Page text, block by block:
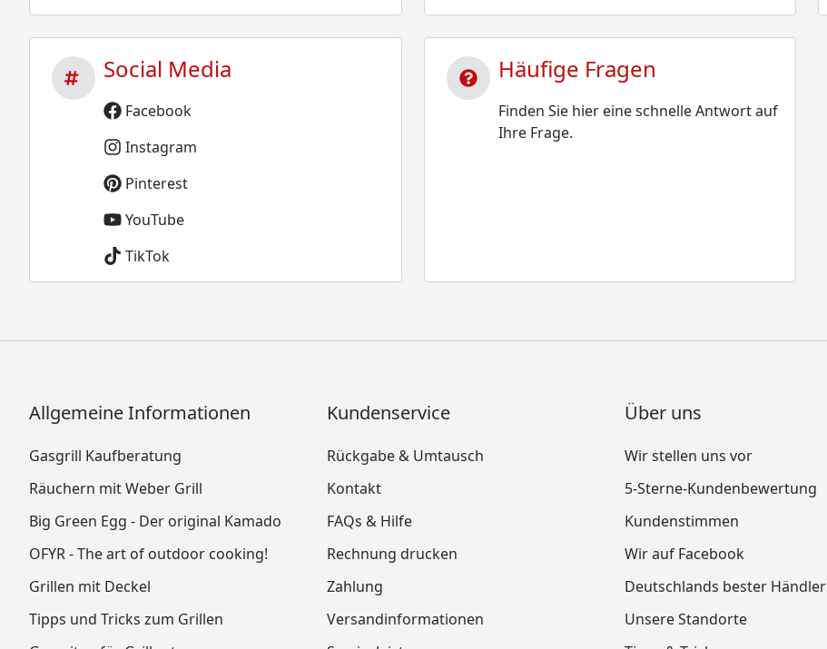
Social Media
Facebook
Instagram
Pinterest
YouTube
TikTok
Häufige Fragen
Finden Sie hier eine schnelle Antwort auf
Ihre Frage.
Allgemeine Informationen
Gasgrill Kaufberatung
Räuchern mit Weber Grill
Big Green Egg - Der original Kamado
OFYR - The art of outdoor cooking!
Grillen mit Deckel
Tipps und Tricks zum Grillen
Kundenservice
Rückgabe & Umtausch
Kontakt
FAQs & Hilfe
Rechnung drucken
Zahlung
Versandinformationen
Über uns
Wir stellen uns vor
5-Sterne-Kundenbewertung
Kundenstimmen
Wir auf Facebook
Deutschlands bester Händler
Unsere Standorte